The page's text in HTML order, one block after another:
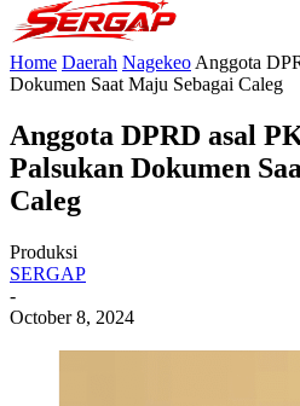
Home Daerah Nagekeo Anggota
Dokumen Saat Maju Sebagai Caleg
Anggota DPRD asal
Palsukan Dokumen
Caleg
Produksi
SERGAP
-
October 8, 2024